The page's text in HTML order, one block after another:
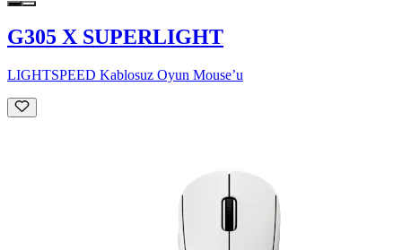
G305 X SUPERLIGHT
LIGHTSPEED Kablosuz Oyun Mouse’u